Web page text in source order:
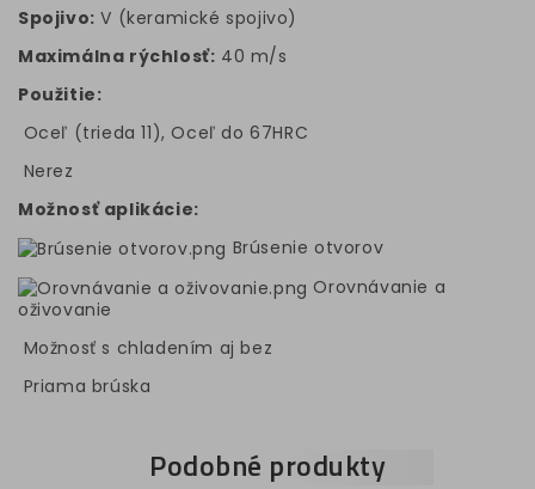
Spojivo: V (keramické spojivo)
Maximálna rýchlosť: 40 m/s
Použitie:
Oceľ (trieda 11), Oceľ do 67HRC
Nerez
Možnosť aplikácie:
Brúsenie otvorov
Orovnávanie a
oživovanie
Možnosť s chladením aj bez
Priama brúska
Podobné produkty